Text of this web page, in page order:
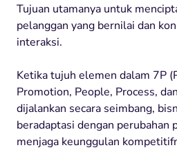
Tujuan utamanya untuk
pelanggan yang bernilai dan
interaksi.
Ketika tujuh elemen dalam 7P
Promotion, People, Process,
dijalankan secara seimbang,
beradaptasi dengan perubahan
menjaga keunggulan